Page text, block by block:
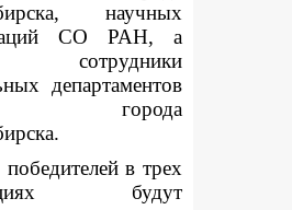
научных
СО РАН, а
сотрудники
департаментов
города
победителей в трех
будут